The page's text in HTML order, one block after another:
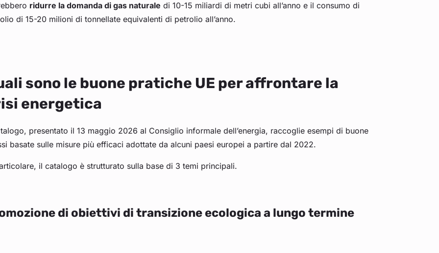
ridurre la domanda di gas naturale di 10-15 miliardi di metri cubi all’anno e il consumo di
di 15-20 milioni di tonnellate equivalenti di petrolio all’anno.
sono le buone pratiche UE per affrontare la
energetica
presentato il 13 maggio 2026 al Consiglio informale dell’energia, raccoglie esempi di buone
basate sulle misure più efficaci adottate da alcuni paesi europei a partire dal 2022.
il catalogo è strutturato sulla base di 3 temi principali.
di obiettivi di transizione ecologica a lungo termine